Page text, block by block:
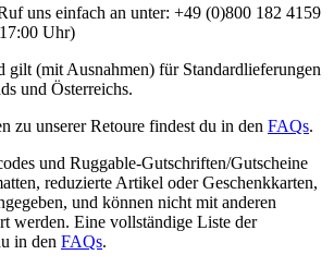
uns einfach an unter: +49 (0)800 182 4159
Uhr)
gilt (mit Ausnahmen) für Standardlieferungen
und Österreichs.
zu unserer Retoure findest du in den FAQs.
und Ruggable-Gutschriften/Gutscheine
reduzierte Artikel oder Geschenkkarten,
und können nicht mit anderen
werden. Eine vollständige Liste der
in den FAQs.